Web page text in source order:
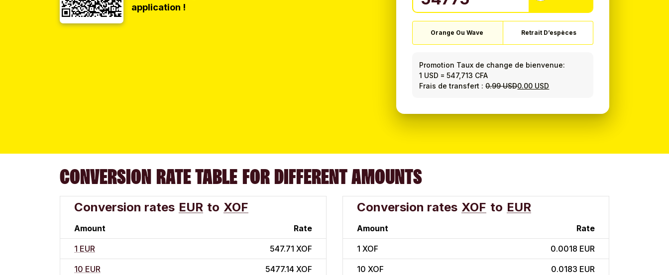
application !
Orange Ou Wave Retrait D’espèces
Promotion Taux de change de bienvenue:
1 USD =547,713 CFA
Frais de transfert :0.99 USD0.00 USD
CONVERSION RATE TABLE FOR DIFFERENT AMOUNTS
Conversion rates EUR to XOF
Amount Rate
1 EUR 547.71 XOF
10 EUR 5477.14 XOF
Conversion rates XOF to EUR
Amount Rate
1 XOF 0.0018 EUR
10 XOF 0.0183 EUR